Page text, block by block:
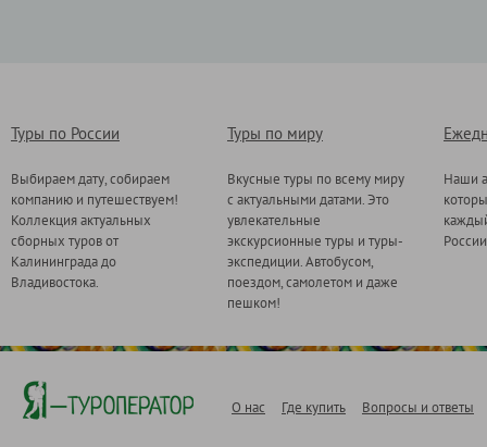
Туры по России
Выбираем дату, собираем
компанию и путешествуем!
Коллекция актуальных
сборных туров от
Калининграда до
Владивостока.
Туры по миру
Вкусные туры по всему миру
с актуальными датами. Это
увлекательные
экскурсионные туры и туры-
экспедиции. Автобусом,
поездом, самолетом и даже
пешком!
Наши
О нас Где купить Вопросы и ответы